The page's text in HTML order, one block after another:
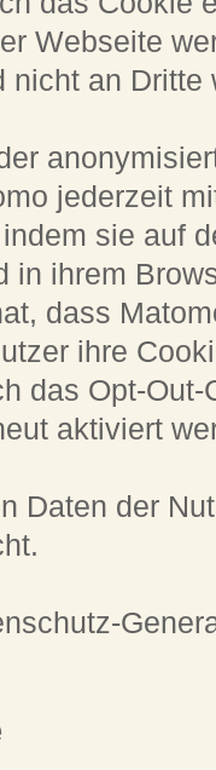
Webseite
nicht an Dritte
jederzeit
sie auf
in ihrem
dass
ihre
das Opt-
aktiviert
Daten der